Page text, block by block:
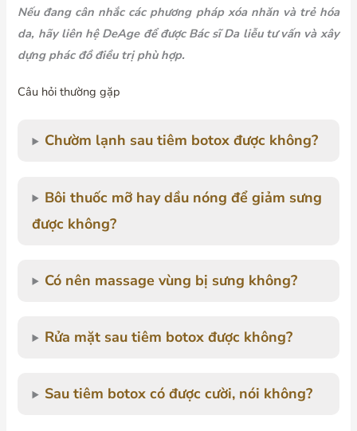
Nếu đang cân nhắc các phương pháp xóa nhăn và trẻ hóa
da, hãy liên hệ DeAge để được Bác sĩ Da liễu tư vấn và xây
dựng phác đồ điều trị phù hợp.
Câu hỏi thường gặp
Chườm lạnh sau tiêm botox được không?
Bôi thuốc mỡ hay dầu nóng để giảm sưng
được không?
Có nên massage vùng bị sưng không?
Rửa mặt sau tiêm botox được không?
Sau tiêm botox có được cười, nói không?